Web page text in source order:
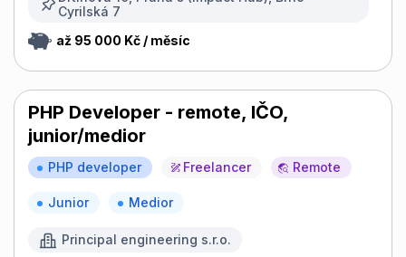
Cyrilská 7
až 95 000 Kč / měsíc
PHP Developer - remote, IČO,
junior/medior
PHP developer Freelancer Remote
Junior Medior
Principal engineering s.r.o.